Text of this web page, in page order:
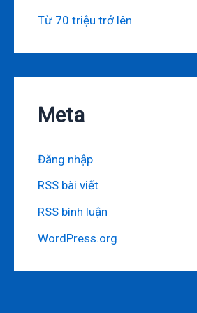
Từ 70 triệu trở lên
Meta
Đăng nhập
RSS bài viết
RSS bình luận
WordPress.org